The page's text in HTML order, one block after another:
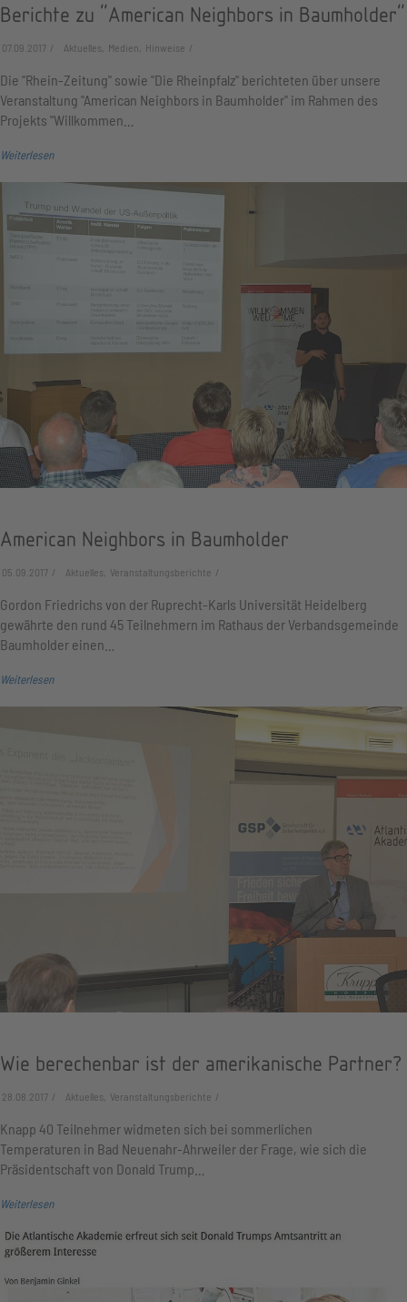
Berichte zu "American Neighbors in Baumholder"
07.09.2017 Aktuelles, Medien, Hinweise
Die "Rhein-Zeitung" sowie "Die Rheinpfalz" berichteten über unsere
Veranstaltung "American Neighbors in Baumholder" im Rahmen des
Projekts "Willkommen…
Weiterlesen
American Neighbors in Baumholder
05.09.2017 Aktuelles, Veranstaltungsberichte
Gordon Friedrichs von der Ruprecht-Karls Universität Heidelberg
gewährte den rund 45 Teilnehmern im Rathaus der Verbandsgemeinde
Baumholder einen…
Weiterlesen
Wie berechenbar ist der amerikanische Partner?
28.08.2017 Aktuelles, Veranstaltungsberichte
Knapp 40 Teilnehmer widmeten sich bei sommerlichen
Temperaturen in Bad Neuenahr-Ahrweiler der Frage, wie sich die
Präsidentschaft von Donald Trump…
Weiterlesen